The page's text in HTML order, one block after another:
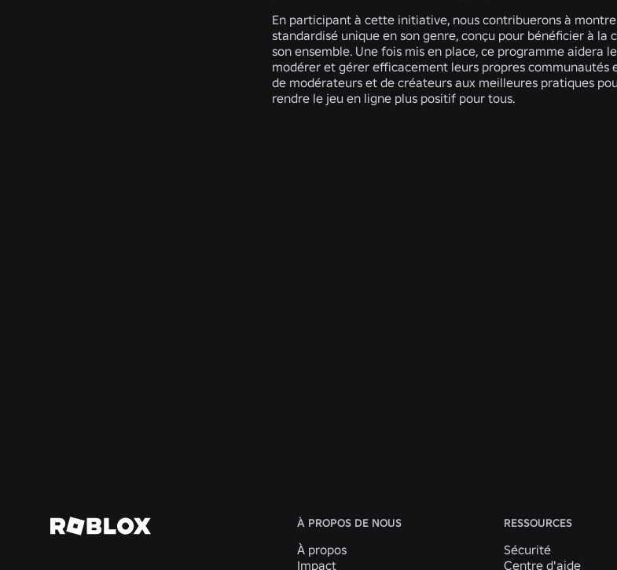
En participant à cette initiative, nous contribuerons à
standardisé unique en son genre, conçu pour bénéficier à
son ensemble. Une fois mis en place, ce programme aidera
modérer et gérer efficacement leurs propres communautés
de modérateurs et de créateurs aux meilleures pratiques
rendre le jeu en ligne plus positif pour tous.
À PROPOS DE NOUS
À propos
Impact
RESSOURCES
Sécurité
Centre d'aide